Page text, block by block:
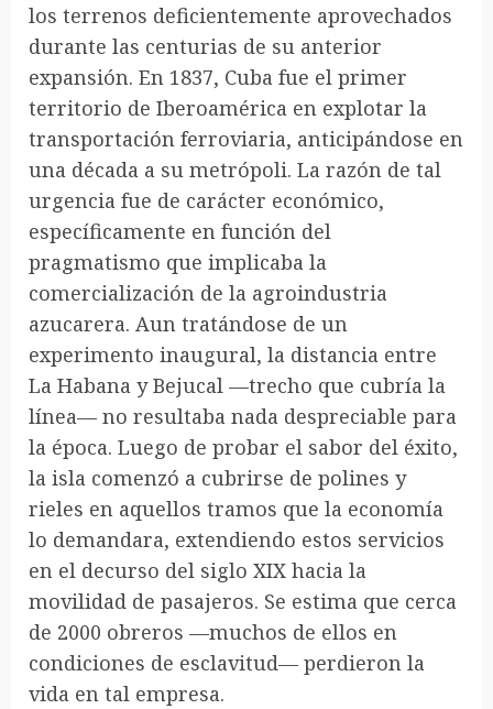
los terrenos deficientemente aprovechados
durante las centurias de su anterior
expansión. En 1837, Cuba fue el primer
territorio de Iberoamérica en explotar la
transportación ferroviaria, anticipándose en
una década a su metrópoli. La razón de tal
urgencia fue de carácter económico,
específicamente en función del
pragmatismo que implicaba la
comercialización de la agroindustria
azucarera. Aun tratándose de un
experimento inaugural, la distancia entre
La Habana y Bejucal —trecho que cubría la
línea— no resultaba nada despreciable para
la época. Luego de probar el sabor del éxito,
la isla comenzó a cubrirse de polines y
rieles en aquellos tramos que la economía
lo demandara, extendiendo estos servicios
en el decurso del siglo XIX hacia la
movilidad de pasajeros. Se estima que cerca
de 2000 obreros —muchos de ellos en
condiciones de esclavitud— perdieron la
vida en tal empresa.